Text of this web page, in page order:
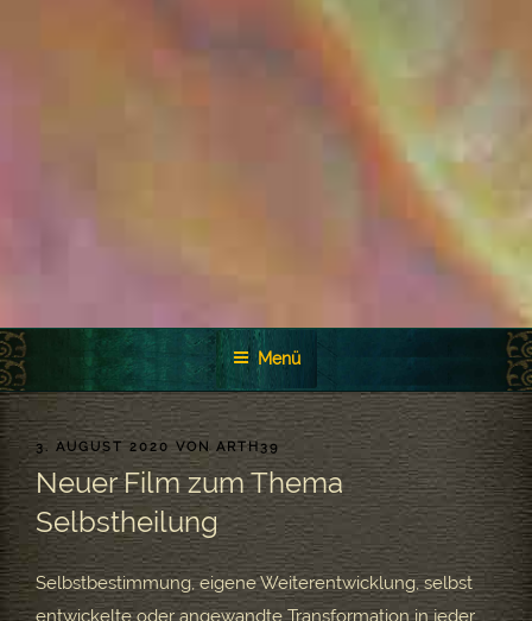
Menü
VERÖFFENTLICHT
AM
3. AUGUST 2020 VON ARTH39
Neuer Film zum Thema
Selbstheilung
Selbstbestimmung, eigene Weiterentwicklung, selbst
entwickelte oder angewandte Transformation in jeder